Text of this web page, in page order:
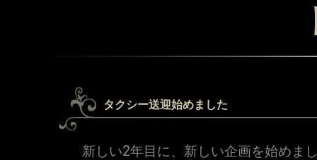
タクシー送迎始めました
新しい2年目に、新しい企画を始めま